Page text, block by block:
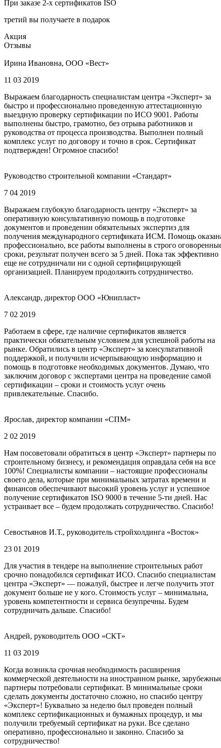
При заказе 2-х сертификатов ISO
третий вы получаете в подарок
Акция
Отзывы
Ирина Ивановна, ООО «Вест»
11 03 2019
Выражаем благодарность специалистам центра «Эксперт» за
быстро и профессионально проведенную аттестационную
выездную проверку сертификации по ИСО 9001. Работы
выполнены быстро, грамотно, без отрыва работников и
руководства от процесса производства. Выполнен полный
комплекс услуг по договору и точно в срок. Сертификат
подтвержден! Огромное спасибо!
Руководство строительной компании «Стандарт»
7 04 2019
Выражаем глубокую благодарность центру «Эксперт» за
оперативную консультативную помощь в подготовке
документов и проведении обязательных экспертиз для
получения международного сертификата ИСМ. Помощь
профессионально, все работы выполнены в строго
сроки, результат получен всего за 5 дней. Пока так эффективно
еще не сотрудничали ни с одной сертифицирующей
организацией. Планируем продолжить сотрудничество.
Александр, директор ООО «Юнипласт»
7 02 2019
Работаем в сфере, где наличие сертификатов является
практически обязательным условием для успешной работы на
рынке. Обратились в центр «Эксперт» за консультативной
поддержкой, и получили исчерпывающую информацию и
помощь в подготовке необходимых документов. Думаю, что
заключим договор с экспертами центра на проведение самой
сертификации – сроки и стоимость услуг очень
привлекательные. Спасибо.
Ярослав, директор компании «СПМ»
2 02 2019
Нам посоветовали обратиться в центр «Эксперт» партнеры по
строительному бизнесу, и рекомендация оправдала себя на все
100%! Специалисты компании – настоящие профессионалы
своего дела, которые при минимальных затратах времени и
финансов обеспечивают высокий уровень услуг и успешное
получение сертификатов ISO 9000 в течение 5-ти дней. Нас
устраивает все – будем продолжать сотрудничество. Спасибо!
Севостьянов И.Т., руководитель стройхолдинга «Восток»
23 01 2019
Для участия в тендере на выполнение строительных работ
срочно понадобился сертификат ИСО. Спасибо специалистам
центра «Эксперт» — пожалуй, быстрее и легче получить этот
документ больше не у кого. Стоимость услуг – минимальна,
уровень компетентности и сервиса безупречны. Будем
сотрудничать дальше. Спасибо!
Андрей, руководитель ООО «СКТ»
11 03 2019
Когда возникла срочная необходимость расширения
коммерческой деятельности на иностранном рынке,
партнеры потребовали сертификат. В минимальные сроки
сделать документы достаточно сложно, но спасибо центру
«Эксперт»! Буквально за неделю был проведен полный
комплекс сертификационных и бумажных процедур, и мы
получили требуемый сертификат на руки. Все сделано
оперативно, профессионально и законно. Спасибо за
сотрудничество!